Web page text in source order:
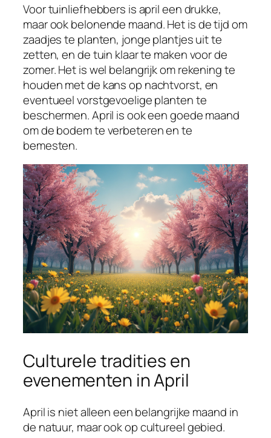
Voor tuinliefhebbers is april een drukke,
maar ook belonende maand. Het is de tijd om
zaadjes te planten, jonge plantjes uit te
zetten, en de tuin klaar te maken voor de
zomer. Het is wel belangrijk om rekening te
houden met de kans op nachtvorst, en
eventueel vorstgevoelige planten te
beschermen. April is ook een goede maand
om de bodem te verbeteren en te
bemesten.
Culturele tradities en
evenementen in April
April is niet alleen een belangrijke maand in
de natuur, maar ook op cultureel gebied.